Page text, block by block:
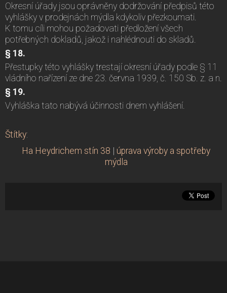
Okresní úřady jsou oprávněny dodržování předpisů této
vyhlášky v prodejnách mýdla kdykoliv přezkoumati.
K tomu cíli mohou požadovati předložení všech
potřebných dokladů, jakož i nahlédnouti do skladů.
§ 18.
Přestupky této vyhlášky trestají okresní úřady podle § 11
vládního nařízení ze dne 23. června 1939, č. 150 Sb. z. a n.
§ 19.
Vyhláška tato nabývá účinnosti dnem vyhlášení.
Štítky:
Ha Heydrichem stín 38 | úprava výroby a spotřeby
mýdla